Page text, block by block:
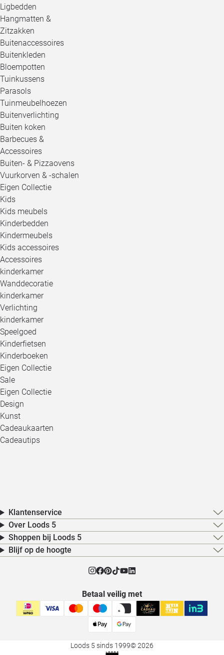
Ligbedden
Hangmatten &
Zitzakken
Buitenaccessoires
Buitenkleden
Bloempotten
Tuinkussens
Parasols
Tuinmeubelhoezen
Buitenverlichting
Buiten koken
Barbecues &
Accessoires
Buiten- & Pizzaovens
Vuurkorven & -schalen
Eigen Collectie
Kids
Kids meubels
Kinderbedden
Kindermeubels
Kids accessoires
Accessoires
kinderkamer
Wanddecoratie
kinderkamer
Verlichting
kinderkamer
Speelgoed
Kinderfietsen
Kinderboeken
Eigen Collectie
Sale
Eigen Collectie
Design
Kunst
Cadeaukaarten
Cadeautips
Klantenservice
Over Loods 5
Shoppen bij Loods 5
Blijf op de hoogte
Betaal veilig met
Loods 5 sinds 1999© 2026